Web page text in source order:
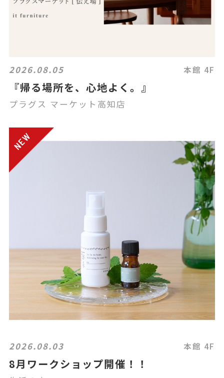
2026.08.05 本館 4F
『帰る場所を、心地よく。』
プラグス マーケット高知店
2026.08.03 本館 4F
8月ワークショップ開催！！